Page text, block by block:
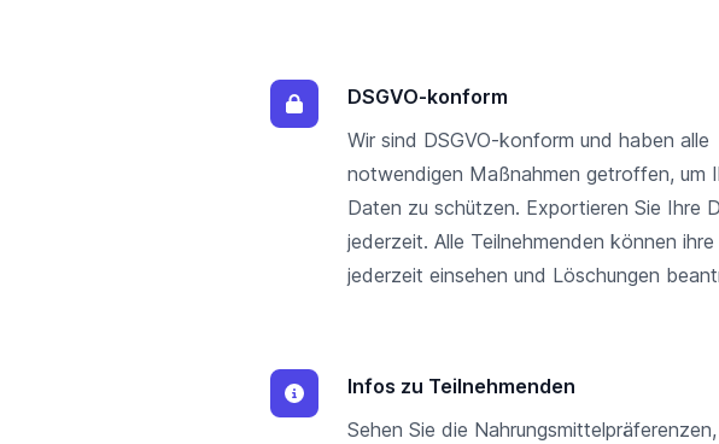
DSGVO-konform
Wir sind DSGVO-konform und haben alle
notwendigen Maßnahmen getroffen, um
Daten zu schützen. Exportieren Sie Ihre
jederzeit. Alle Teilnehmenden können
jederzeit einsehen und Löschungen
Infos zu Teilnehmenden
Sehen Sie die Nahrungsmittelpräferenzen,